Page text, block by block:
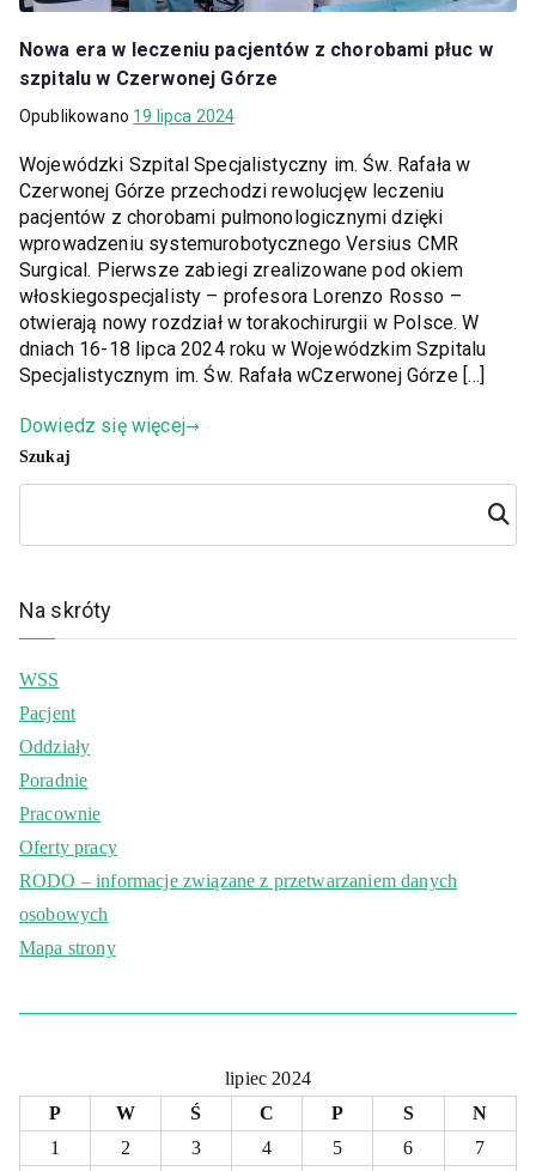
Nowa era w leczeniu pacjentów z chorobami płuc w
szpitalu w Czerwonej Górze
Opublikowano 19 lipca 2024
Wojewódzki Szpital Specjalistyczny im. Św. Rafała w
Czerwonej Górze przechodzi rewolucjęw leczeniu
pacjentów z chorobami pulmonologicznymi dzięki
wprowadzeniu systemurobotycznego Versius CMR
Surgical. Pierwsze zabiegi zrealizowane pod okiem
włoskiegospecjalisty – profesora Lorenzo Rosso –
otwierają nowy rozdział w torakochirurgii w Polsce. W
dniach 16-18 lipca 2024 roku w Wojewódzkim Szpitalu
Specjalistycznym im. Św. Rafała wCzerwonej Górze […]
Dowiedz się więcej
Szukaj
Szuka
j
Na skróty
WSS
Pacjent
Oddziały
Poradnie
Pracownie
Oferty pracy
RODO – informacje związane z przetwarzaniem danych
osobowych
Mapa strony
lipiec 2024
P
W Ś C P S
N
1
2 3 4 5 6
7